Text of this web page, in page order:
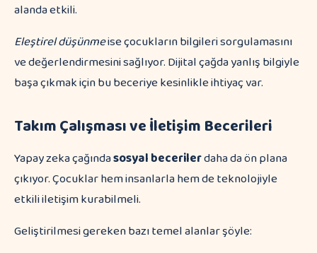
alanda etkili.
Eleştirel düşünmeise çocukların bilgileri sorgulamasını
ve değerlendirmesini sağlıyor. Dijital çağda yanlış bilgiyle
başa çıkmak için bu beceriye kesinlikle ihtiyaç var.
Takım Çalışması ve İletişim Becerileri
Yapay zeka çağındasosyal becerilerdaha da ön plana
çıkıyor. Çocuklar hem insanlarla hem de teknolojiyle
etkili iletişim kurabilmeli.
Geliştirilmesi gereken bazı temel alanlar şöyle: